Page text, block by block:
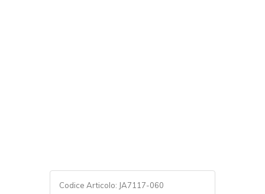
Codice Articolo: JA7117-060